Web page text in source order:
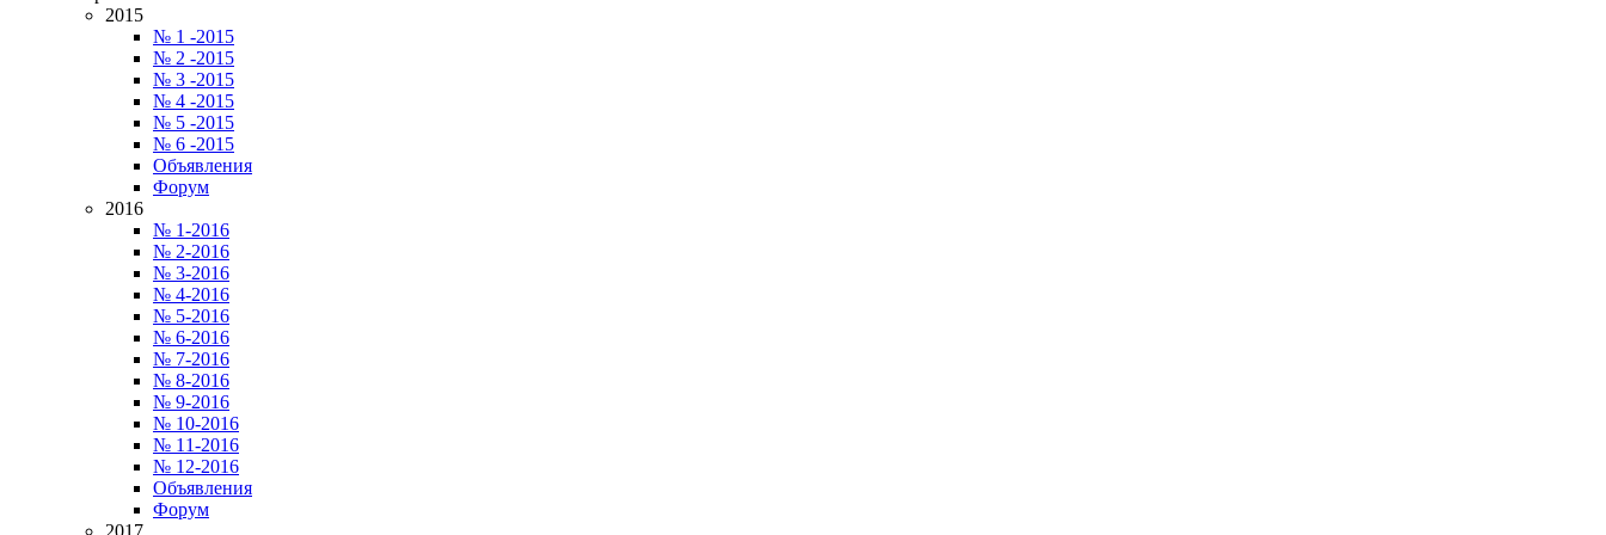
2015
№ 1 -2015
№ 2 -2015
№ 3 -2015
№ 4 -2015
№ 5 -2015
№ 6 -2015
Объявления
Форум
2016
№ 1-2016
№ 2-2016
№ 3-2016
№ 4-2016
№ 5-2016
№ 6-2016
№ 7-2016
№ 8-2016
№ 9-2016
№ 10-2016
№ 11-2016
№ 12-2016
Объявления
Форум
2017